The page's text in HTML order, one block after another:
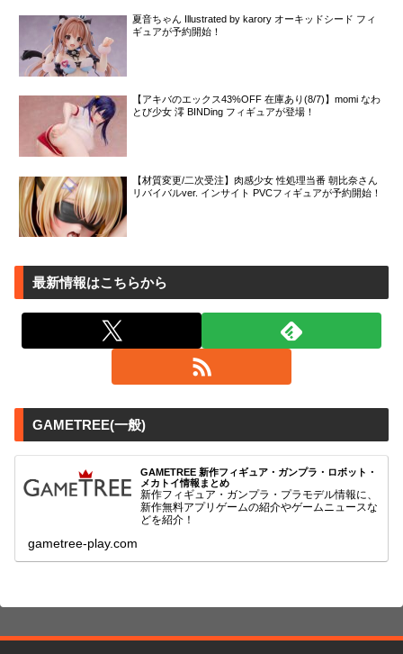
夏音ちゃん Illustrated by karory オーキッドシード フィ
ギュアが予約開始！
【アキバのエックス43%OFF 在庫あり(8/7)】momi なわ
とび少女 澪 BINDing フィギュアが登場！
【材質変更/二次受注】肉感少女 性処理当番 朝比奈さん
リバイバルver. インサイト PVCフィギュアが予約開始！
最新情報はこちらから
GAMETREE(一般)
GAMETREE 新作フィギュア・ガンプラ・ロボット・
メカトイ情報まとめ
新作フィギュア・ガンプラ・プラモデル情報に、
新作無料アプリゲームの紹介やゲームニュースな
どを紹介！
gametree-play.com